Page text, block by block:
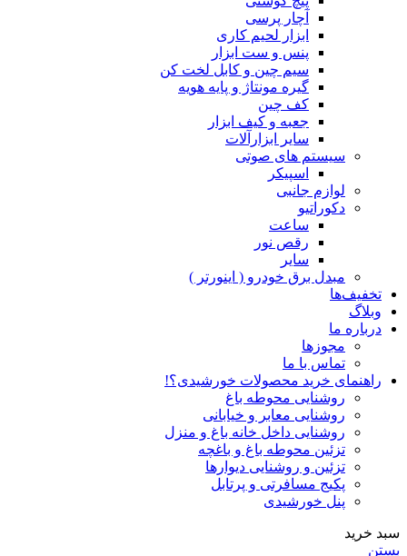
آچار پرسی
ابزار لحیم کاری
پنس و ست ابزار
سیم چین و کابل لخت کن
گیره مونتاژ و پایه هویه
کف چین
جعبه و کیف ابزار
سایر ابزارآلات
سیستم های صوتی
اسپیکر
لوازم جانبی
دکوراتیو
ساعت
رقص نور
سایر
مبدل برق خودرو ( اینورتر )
تخفیف‌ها
وبلاگ
درباره ما
مجوزها
تماس با ما
راهنمای خرید محصولات خورشیدی؟!
روشنایی محوطه باغ
روشنایی معابر و خیابانی
روشنایی داخل خانه باغ و منزل
تزئین محوطه باغ و باغچه
تزئین و روشنایی دیوارها
پکیج مسافرتی و پرتابل
پنل خورشیدی
سبد خرید
بستن